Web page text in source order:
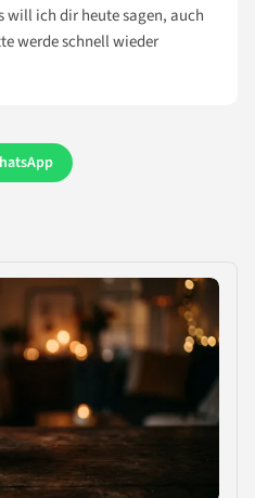
ich dir heute sagen, auch
werde schnell wieder